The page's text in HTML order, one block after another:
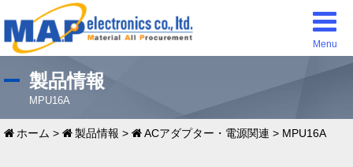
Menu
製品情報
MPU16A
ホーム > 製品情報 > ACアダプター・電源関連 > MPU16A